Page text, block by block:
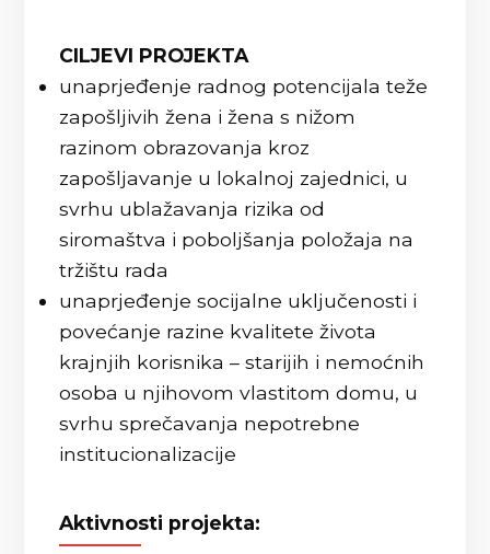
CILJEVI PROJEKTA
unaprjeđenje radnog potencijala teže
zapošljivih žena i žena s nižom
razinom obrazovanja kroz
zapošljavanje u lokalnoj zajednici, u
svrhu ublažavanja rizika od
siromaštva i poboljšanja položaja na
tržištu rada
unaprjeđenje socijalne uključenosti i
povećanje razine kvalitete života
krajnjih korisnika – starijih i nemoćnih
osoba u njihovom vlastitom domu, u
svrhu sprečavanja nepotrebne
institucionalizacije
Aktivnosti projekta: